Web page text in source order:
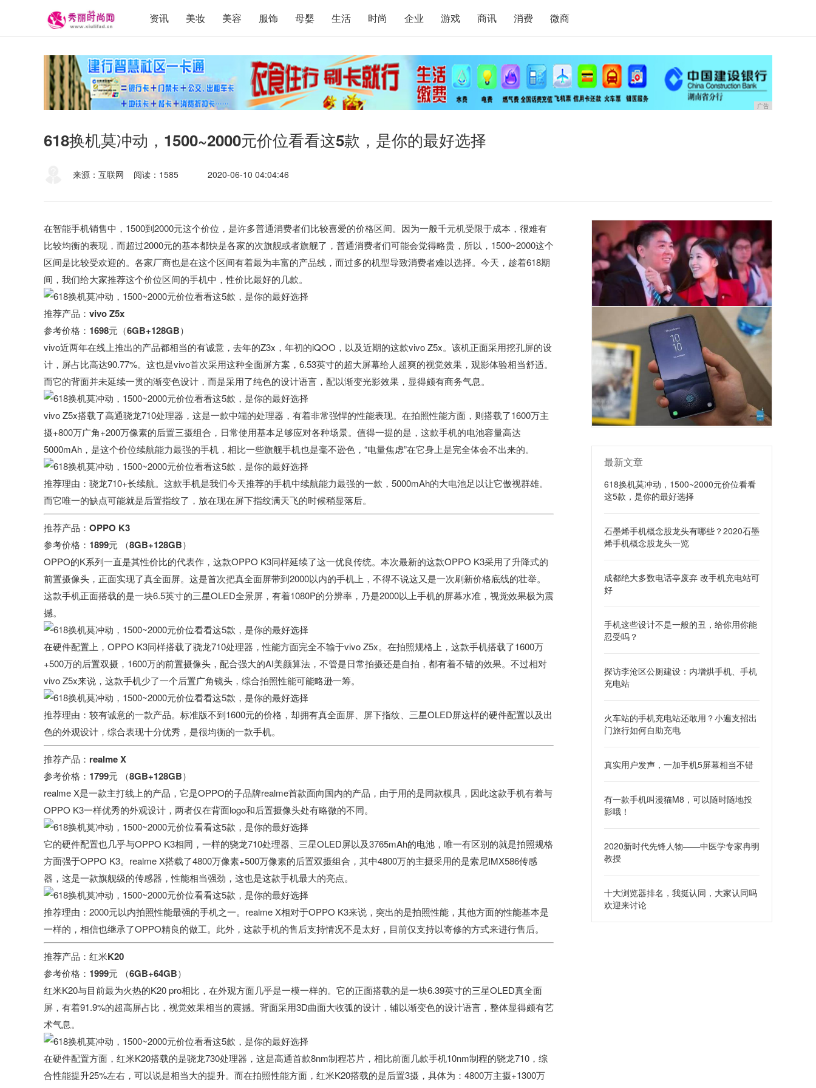
资讯 美妆 美容 服饰 母婴 生活 时尚 企业 游戏 商讯 消费 微商
广告
618换机莫冲动，1500~2000元价位看看这5款，是你的最好选择
来源：互联网 阅读：1585 2020-06-10 04:04:46
在智能手机销售中，1500到2000元这个价位，是许多普通消费者们比较喜爱的价格区间。因为一般千元机受限于成本，很难有
比较均衡的表现，而超过2000元的基本都快是各家的次旗舰或者旗舰了，普通消费者们可能会觉得略贵，所以，1500~2000这个
区间是比较受欢迎的。各家厂商也是在这个区间有着最为丰富的产品线，而过多的机型导致消费者难以选择。今天，趁着618期
间，我们给大家推荐这个价位区间的手机中，性价比最好的几款。
推荐产品：vivo Z5x
参考价格：1698元（6GB+128GB）
vivo近两年在线上推出的产品都相当的有诚意，去年的Z3x，年初的iQOO，以及近期的这款vivo Z5x。该机正面采用挖孔屏的设
计，屏占比高达90.77%。这也是vivo首次采用这种全面屏方案，6.53英寸的超大屏幕给人超爽的视觉效果，观影体验相当舒适。
而它的背面并未延续一贯的渐变色设计，而是采用了纯色的设计语言，配以渐变光影效果，显得颇有商务气息。
vivo Z5x搭载了高通骁龙710处理器，这是一款中端的处理器，有着非常强悍的性能表现。在拍照性能方面，则搭载了1600万主
摄+800万广角+200万像素的后置三摄组合，日常使用基本足够应对各种场景。值得一提的是，这款手机的电池容量高达
5000mAh，是这个价位续航能力最强的手机，相比一些旗舰手机也是毫不逊色，“电量焦虑”在它身上是完全体会不出来的。
推荐理由： 骁龙710+长续航。这款手机是我们今天推荐的手机中续航能力最强的一款，5000mAh的大电池足以让它傲视群雄。
而它唯一的缺点可能就是后置指纹了，放在现在屏下指纹满天飞的时候稍显落后。
推荐产品：OPPO K3
参考价格：1899元 （8GB+128GB）
OPPO的K系列一直是其性价比的代表作，这款OPPO K3同样延续了这一优良传统。本次最新的这款OPPO K3采用了升降式的
前置摄像头，正面实现了真全面屏。这是首次把真全面屏带到2000以内的手机上，不得不说这又是一次刷新价格底线的壮举。
这款手机正面搭载的是一块6.5英寸的三星OLED全景屏，有着1080P的分辨率，乃是2000以上手机的屏幕水准，视觉效果极为震
撼。
在硬件配置上，OPPO K3同样搭载了骁龙710处理器，性能方面完全不输于vivo Z5x。在拍照规格上，这款手机搭载了1600万
+500万的后置双摄，1600万的前置摄像头，配合强大的AI美颜算法，不管是日常拍摄还是自拍，都有着不错的效果。不过相对
vivo Z5x来说，这款手机少了一个后置广角镜头，综合拍照性能可能略逊一筹。
推荐理由： 较有诚意的一款产品。标准版不到1600元的价格，却拥有真全面屏、屏下指纹、三星OLED屏这样的硬件配置以及出
色的外观设计，综合表现十分优秀，是很均衡的一款手机。
推荐产品：realme X
参考价格：1799元 （8GB+128GB）
realme X是一款主打线上的产品，它是OPPO的子品牌realme首款面向国内的产品，由于用的是同款模具，因此这款手机有着与
OPPO K3一样优秀的外观设计，两者仅在背面logo和后置摄像头处有略微的不同。
它的硬件配置也几乎与OPPO K3相同，一样的骁龙710处理器、三星OLED屏以及3765mAh的电池，唯一有区别的就是拍照规格
方面强于OPPO K3。realme X搭载了4800万像素+500万像素的后置双摄组合，其中4800万的主摄采用的是索尼IMX586传感
器，这是一款旗舰级的传感器，性能相当强劲，这也是这款手机最大的亮点。
推荐理由 ：2000元以内拍照性能最强的手机之一。realme X相对于OPPO K3来说，突出的是拍照性能，其他方面的性能基本是
一样的，相信也继承了OPPO精良的做工。此外，这款手机的售后支持情况不是太好，目前仅支持以寄修的方式来进行售后。
推荐产品：红米K20
参考价格：1999元 （6GB+64GB）
红米K20与目前最为火热的K20 pro相比，在外观方面几乎是一模一样的。它的正面搭载的是一块6.39英寸的三星OLED真全面
屏，有着91.9%的超高屏占比，视觉效果相当的震撼。背面采用3D曲面大收弧的设计，辅以渐变色的设计语言，整体显得颇有艺
术气息。
在硬件配置方面，红米K20搭载的是骁龙730处理器，这是高通首款8nm制程芯片，相比前面几款手机10nm制程的骁龙710，综
合性能提升25%左右，可以说是相当大的提升。而在拍照性能方面，红米K20搭载的是后置3摄，具体为：4800万主摄+1300万
最新文章
618换机莫冲动，1500~2000元价位看看
这5款，是你的最好选择
石墨烯手机概念股龙头有哪些？2020石墨
烯手机概念股龙头一览
成都绝大多数电话亭废弃 改手机充电站可
好
手机这些设计不是一般的丑，给你用你能
忍受吗？
探访李沧区公厕建设：内增烘手机、手机
充电站
火车站的手机充电站还敢用？小遍支招出
门旅行如何自助充电
真实用户发声，一加手机5屏幕相当不错
有一款手机叫漫猫M8，可以随时随地投
影哦！
2020新时代先锋人物——中医学专家冉明
教授
十大浏览器排名，我挺认同，大家认同吗
欢迎来讨论